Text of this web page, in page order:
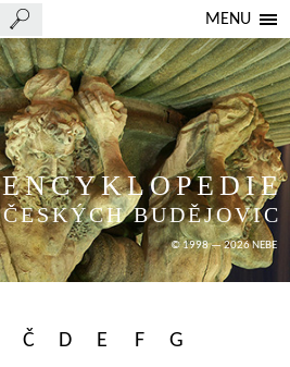
MENU
ENCYKLOPEDIE
ČESKÝCH BUDĚJOVIC
© 1998 — 2026 NEBE
Č D E F
G